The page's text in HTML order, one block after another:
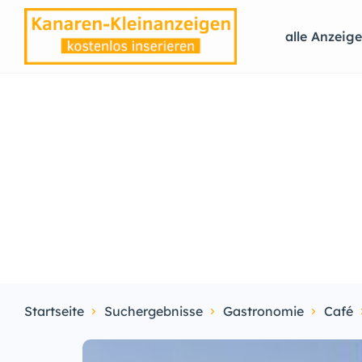
alle
Startseite Suchergebnisse Gastronomie Café